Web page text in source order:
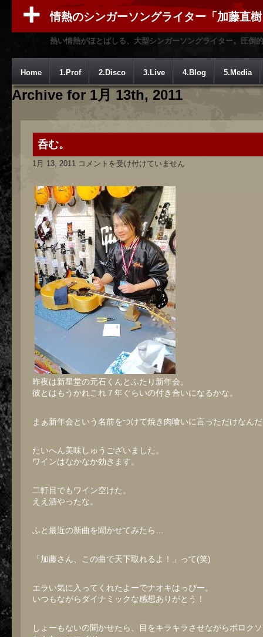
情熱のシンガーソングライター「加藤直
熱い情熱がほとばしる、大型シンガーソングライター。圧倒
Home 1.Prof 2.Disco 3.Live 4.Blog 5.Media
Archive for 1月 13th, 2011
呑む。
1月 13, 2011 呑
コメントを受け付けていません
昨夜は新星堂の元石くんとふたり新年会。
彼とはもうかれこれ７年ぐらいの付き合いになるかな。
まぁ新年会という名前をつけて焼き肉喰いに言っただけなん
たいへん美味しゅうございました。
ワインはなかなか効きます。
二軒目でもワイン空けた。
ええ酒やったな。
ふと最近の新曲を聞かせてみたら…
「加藤さん、この曲で天下取れるよ！」って(笑)
エラい気に入ってくれたよーでナオキはっぴー。
いつもながらダイナミックな感想ありがとう！
しょーもないの聞かせたら、目をキラキラさせながらボロク